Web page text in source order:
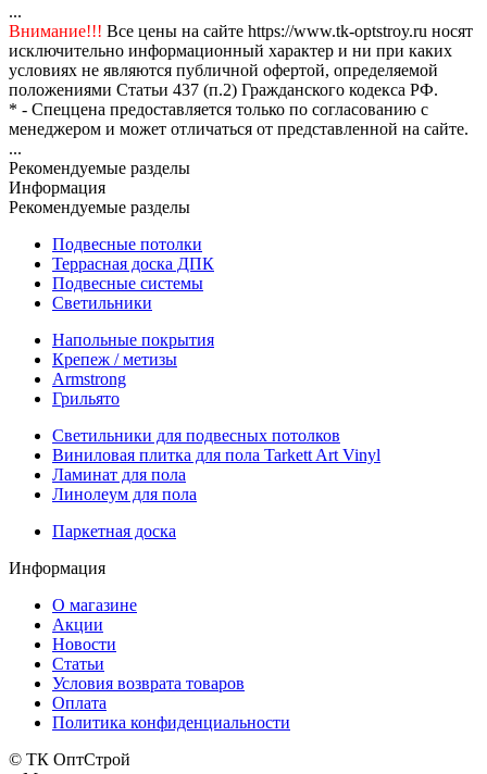
...
Внимание!!! Все цены на сайте https://www.tk-optstroy.ru носят
исключительно информационный характер и ни при каких
условиях не являются публичной офертой, определяемой
положениями Статьи 437 (п.2) Гражданского кодекса РФ.
* - Спеццена предоставляется только по согласованию с
менеджером и может отличаться от представленной на сайте.
...
Рекомендуемые разделы
Информация
Рекомендуемые разделы
Подвесные потолки
Террасная доска ДПК
Подвесные системы
Светильники
Напольные покрытия
Крепеж / метизы
Armstrong
Грильято
Светильники для подвесных потолков
Виниловая плитка для пола Tarkett Art Vinyl
Ламинат для пола
Линолеум для пола
Паркетная доска
Информация
О магазине
Акции
Новости
Статьи
Условия возврата товаров
Оплата
Политика конфиденциальности
© ТК ОптСтрой